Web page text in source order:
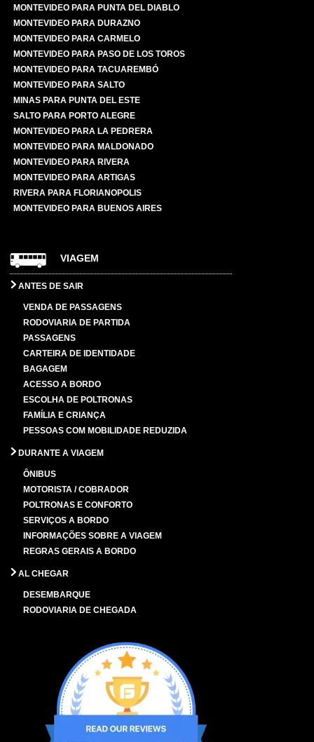
MONTEVIDEO PARA PUNTA DEL DIABLO
MONTEVIDEO PARA DURAZNO
MONTEVIDEO PARA CARMELO
MONTEVIDEO PARA PASO DE LOS TOROS
MONTEVIDEO PARA TACUAREMBÓ
MONTEVIDEO PARA SALTO
MINAS PARA PUNTA DEL ESTE
SALTO PARA PORTO ALEGRE
MONTEVIDEO PARA LA PEDRERA
MONTEVIDEO PARA MALDONADO
MONTEVIDEO PARA RIVERA
MONTEVIDEO PARA ARTIGAS
RIVERA PARA FLORIANOPOLIS
MONTEVIDEO PARA BUENOS AIRES
VIAGEM
ANTES DE SAIR
VENDA DE PASSAGENS
RODOVIARIA DE PARTIDA
PASSAGENS
CARTEIRA DE IDENTIDADE
BAGAGEM
ACESSO A BORDO
ESCOLHA DE POLTRONAS
FAMÍLIA E CRIANÇA
PESSOAS COM MOBILIDADE REDUZIDA
DURANTE A VIAGEM
ÔNIBUS
MOTORISTA / COBRADOR
POLTRONAS E CONFORTO
SERVIÇOS A BORDO
INFORMAÇÕES SOBRE A VIAGEM
REGRAS GERAIS A BORDO
AL CHEGAR
DESEMBARQUE
RODOVIARIA DE CHEGADA